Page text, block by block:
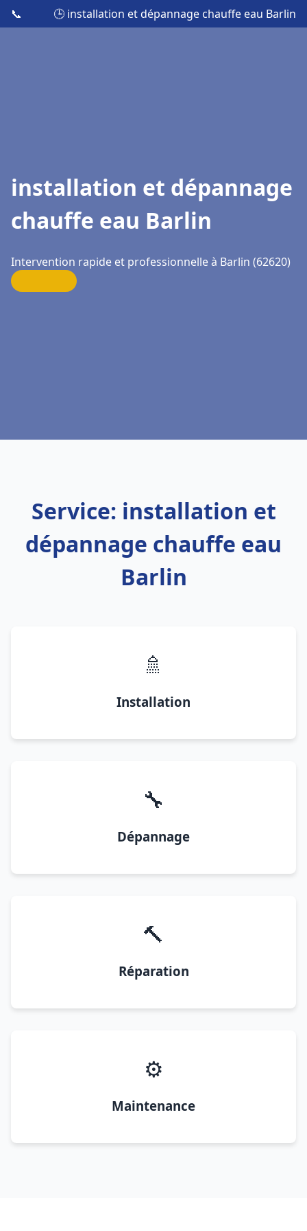
📞 🕒 installation et dépannage chauffe eau Barlin
installation et dépannage
chauffe eau Barlin
Intervention rapide et professionnelle à Barlin (62620)
Service: installation et
dépannage chauffe eau
Barlin
🚿
Installation
🔧
Dépannage
🔨
Réparation
⚙️
Maintenance